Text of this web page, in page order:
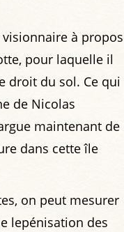
visionnaire à propos
pour laquelle il
droit du sol. Ce qui
de Nicolas
maintenant de
dans cette île
on peut mesurer
lepénisation des